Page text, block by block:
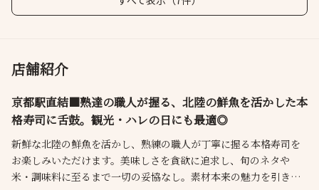
店舗紹介
京都駅直結■熟達の職人が握る、北陸の鮮魚を活かした本
格寿司に舌鼓。観光・ハレの日にも最適◎
新鮮な北陸の鮮魚を活かし、熟練の職人が丁寧に握る本格寿司を
お楽しみいただけます。美味しさを貪欲に追求し、旬のネタや
米・調味料に至るまで一切の妥協なし。素材本来の魅力を引き出